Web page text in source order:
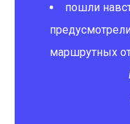
пошли
маршрутных